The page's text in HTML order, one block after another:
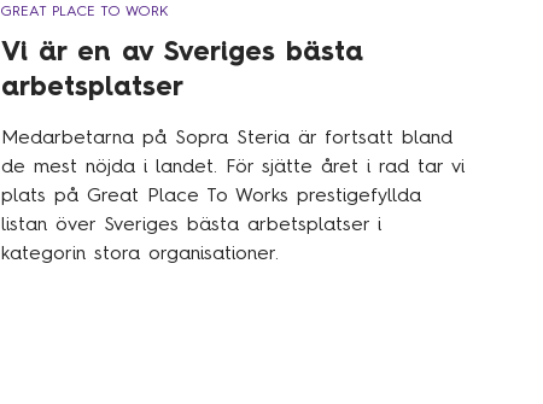
GREAT PLACE TO WORK
Vi är en av Sveriges bästa
arbetsplatser
Medarbetarna på Sopra Steria är fortsatt bland
de mest nöjda i landet. För sjätte året i rad tar vi
plats på Great Place To Works prestigefyllda
listan över Sveriges bästa arbetsplatser i
kategorin stora organisationer.